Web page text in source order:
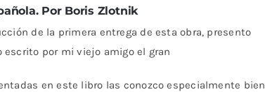
Por Boris Zlotnik
de la primera entrega de esta obra, presento
por mi viejo amigo el gran
en este libro las conozco especialmente bien